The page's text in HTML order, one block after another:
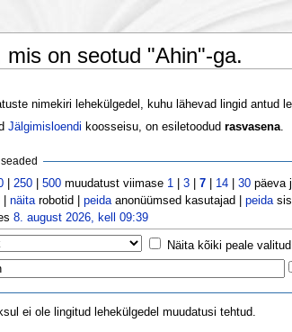
mis on seotud "Ahin"-ga.
nimekiri lehekülgedel, kuhu lähevad lingid antud
Jälgimisloendi koosseisu, on esiletoodud rasvasena.
|250 |500 muudatust viimase 1 |3 |7 14 |30 päeva
|näitarobotid |peidaanonüümsed kasutajad |peida
8. august 2026, kell 09:39
Näita kõiki peale
ei ole lingitud lehekülgedel muudatusi tehtud.